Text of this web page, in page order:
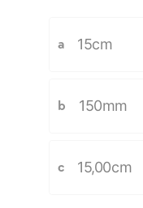
a 15cm
b 150mm
c 15,00cm